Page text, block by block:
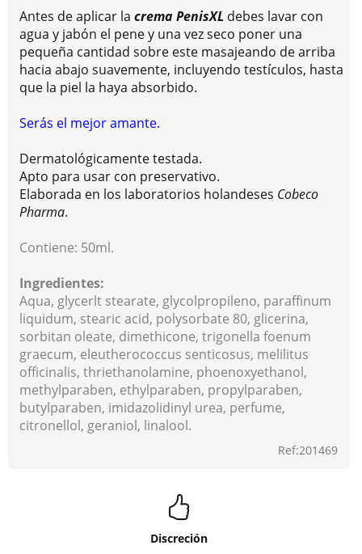
Antes de aplicar la crema PenisXL debes lavar con
agua y jabón el pene y una vez seco poner una
pequeña cantidad sobre este masajeando de arriba
hacia abajo suavemente, incluyendo testículos, hasta
que la piel la haya absorbido.
Serás el mejor amante.
Dermatológicamente testada.
Apto para usar con preservativo.
Elaborada en los laboratorios holandeses Cobeco
Pharma.
Contiene: 50ml.
Ingredientes:
Aqua, glycerlt stearate, glycolpropileno, paraffinum
liquidum, stearic acid, polysorbate 80, glicerina,
sorbitan oleate, dimethicone, trigonella foenum
graecum, eleutherococcus senticosus, melilitus
officinalis, thriethanolamine, phoenoxyethanol,
methylparaben, ethylparaben, propylparaben,
butylparaben, imidazolidinyl urea, perfume,
citronellol, geraniol, linalool.
Ref:201469
Discreción